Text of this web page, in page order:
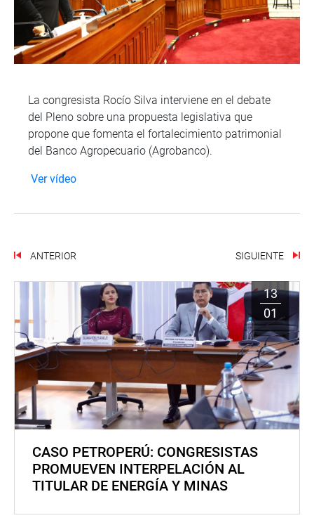
La congresista Rocío Silva interviene en el debate
del Pleno sobre una propuesta legislativa que
propone que fomenta el fortalecimiento patrimonial
del Banco Agropecuario (Agrobanco).
Ver vídeo
ANTERIOR SIGUIENTE
13
01
CASO PETROPERÚ: CONGRESISTAS
PROMUEVEN INTERPELACIÓN AL
TITULAR DE ENERGÍA Y MINAS